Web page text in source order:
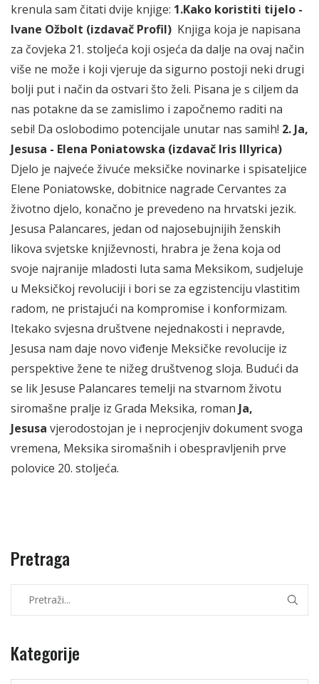
krenula sam čitati dvije knjige: 1.Kako koristiti tijelo -
Ivane Ožbolt (izdavač Profil) Knjiga koja je napisana
za čovjeka 21. stoljeća koji osjeća da dalje na ovaj način
više ne može i koji vjeruje da sigurno postoji neki drugi
bolji put i način da ostvari što želi. Pisana je s ciljem da
nas potakne da se zamislimo i započnemo raditi na
sebi! Da oslobodimo potencijale unutar nas samih! 2. Ja,
Jesusa - Elena Poniatowska (izdavač Iris Illyrica)
Djelo je najveće živuće meksičke novinarke i spisateljice
Elene Poniatowske, dobitnice nagrade Cervantes za
životno djelo, konačno je prevedeno na hrvatski jezik.
Jesusa Palancares, jedan od najosebujnijih ženskih
likova svjetske književnosti, hrabra je žena koja od
svoje najranije mladosti luta sama Meksikom, sudjeluje
u Meksičkoj revoluciji i bori se za egzistenciju vlastitim
radom, ne pristajući na kompromise i konformizam.
Itekako svjesna društvene nejednakosti i nepravde,
Jesusa nam daje novo viđenje Meksičke revolucije iz
perspektive žene te nižeg društvenog sloja. Budući da
se lik Jesuse Palancares temelji na stvarnom životu
siromašne pralje iz Grada Meksika, roman Ja,
Jesusa vjerodostojan je i neprocjenjiv dokument svoga
vremena, Meksika siromašnih i obespravljenih prve
polovice 20. stoljeća.
Pretraga
Kategorije